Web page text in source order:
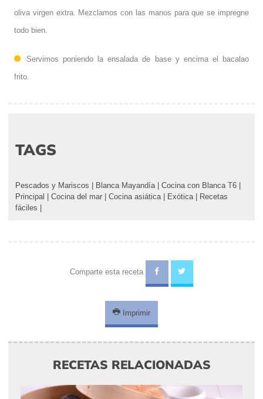
oliva virgen extra. Mezclamos con las manos para que se impregne
todo bien.
Servimos poniendo la ensalada de base y encima el bacalao
frito.
TAGS
Pescados y Mariscos Blanca Mayandía| Cocina con Blanca T6
Principal
Cocina del mar Cocina asiática| Exótica|
Recetas
fáciles
Comparte esta receta
Imprimir
RECETAS RELACIONADAS